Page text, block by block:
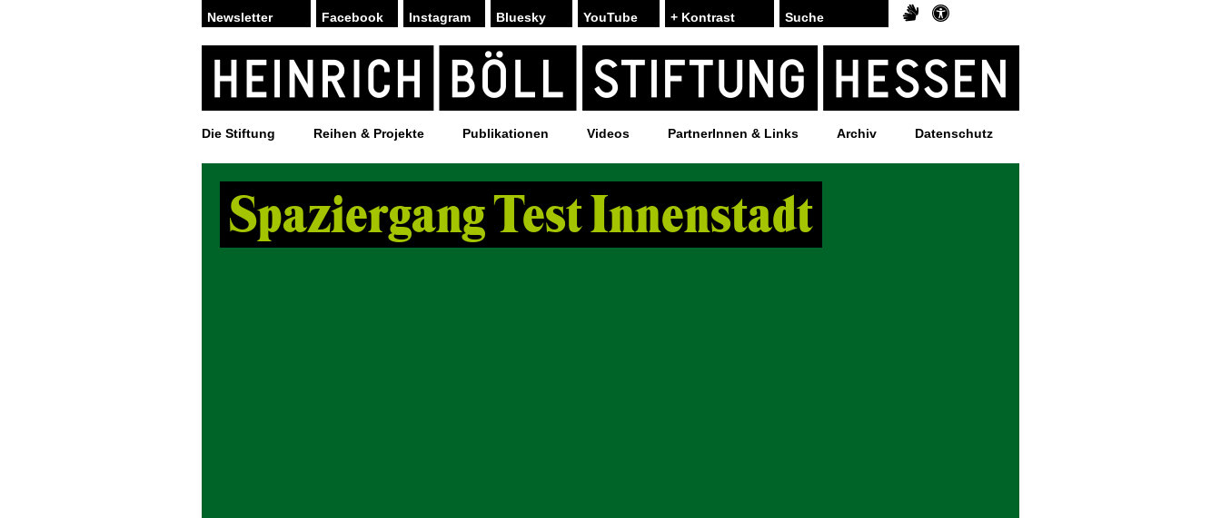
Facebook Instagram Bluesky YouTube + Kontrast
Die Stiftung Reihen & Projekte Publikationen Videos PartnerInnen & Links Archiv Datenschutz
Spaziergang Test Innenstadt